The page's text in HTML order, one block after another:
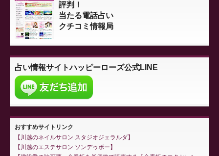
評判！
当たる電話占い
クチコミ情報局
占い情報サイトハッピーローズ公式LINE
おすすめサイトリンク
川越のネイルサロン スタジオジェラルダ
川越のエステサロン ソンデゥボー